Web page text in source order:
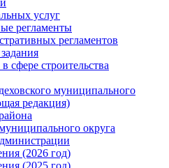
услуг
регламенты
регламентов
сфере строительства
муниципального
редакция)
округа
(2026 год)
(2025 год)